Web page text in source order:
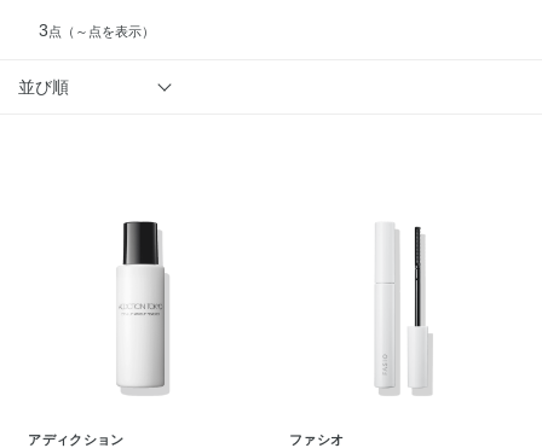
3点 （～点を表示）
並び順
アディクション ファシオ